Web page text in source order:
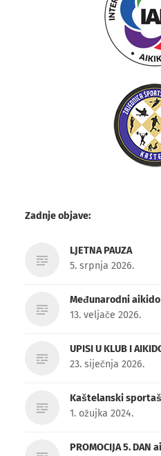
Zadnje objave:
LJETNA PAUZA
5. srpnja 2026.
Međunarodni aikido
13. veljače 2026.
UPISI U KLUB I
23. siječnja 2026.
Kaštelanski
1. ožujka 2024.
PROMOCIJA 5. DAN